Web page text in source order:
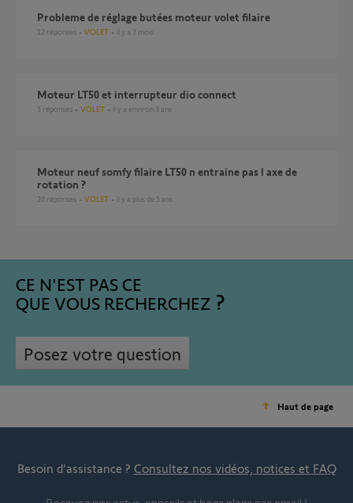
probleme de réglage butées moteur volet filaire
12 réponses VOLET il y a 3 mois
Moteur LT50 et interrupteur dio connect
5 réponses VOLET il y a environ 3 ans
Moteur neuf somfy filaire LT50 n entraine pas l axe de
rotation ?
20 réponses VOLET il y a plus de 5 ans
CE N'EST PAS CE
QUE VOUS RECHERCHEZ
Posez votre question
Haut de page
Besoin d’assistance ? Consultez nos vidéos, notices et FAQ